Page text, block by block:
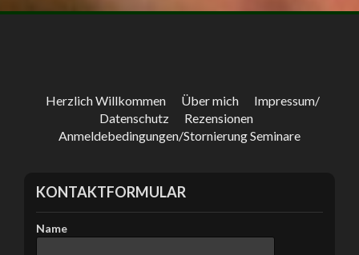
Herzlich Willkommen Über mich
Impressum/
Datenschutz
Rezensionen
Anmeldebedingungen/Stornierung Seminare
KONTAKTFORMULAR
Name